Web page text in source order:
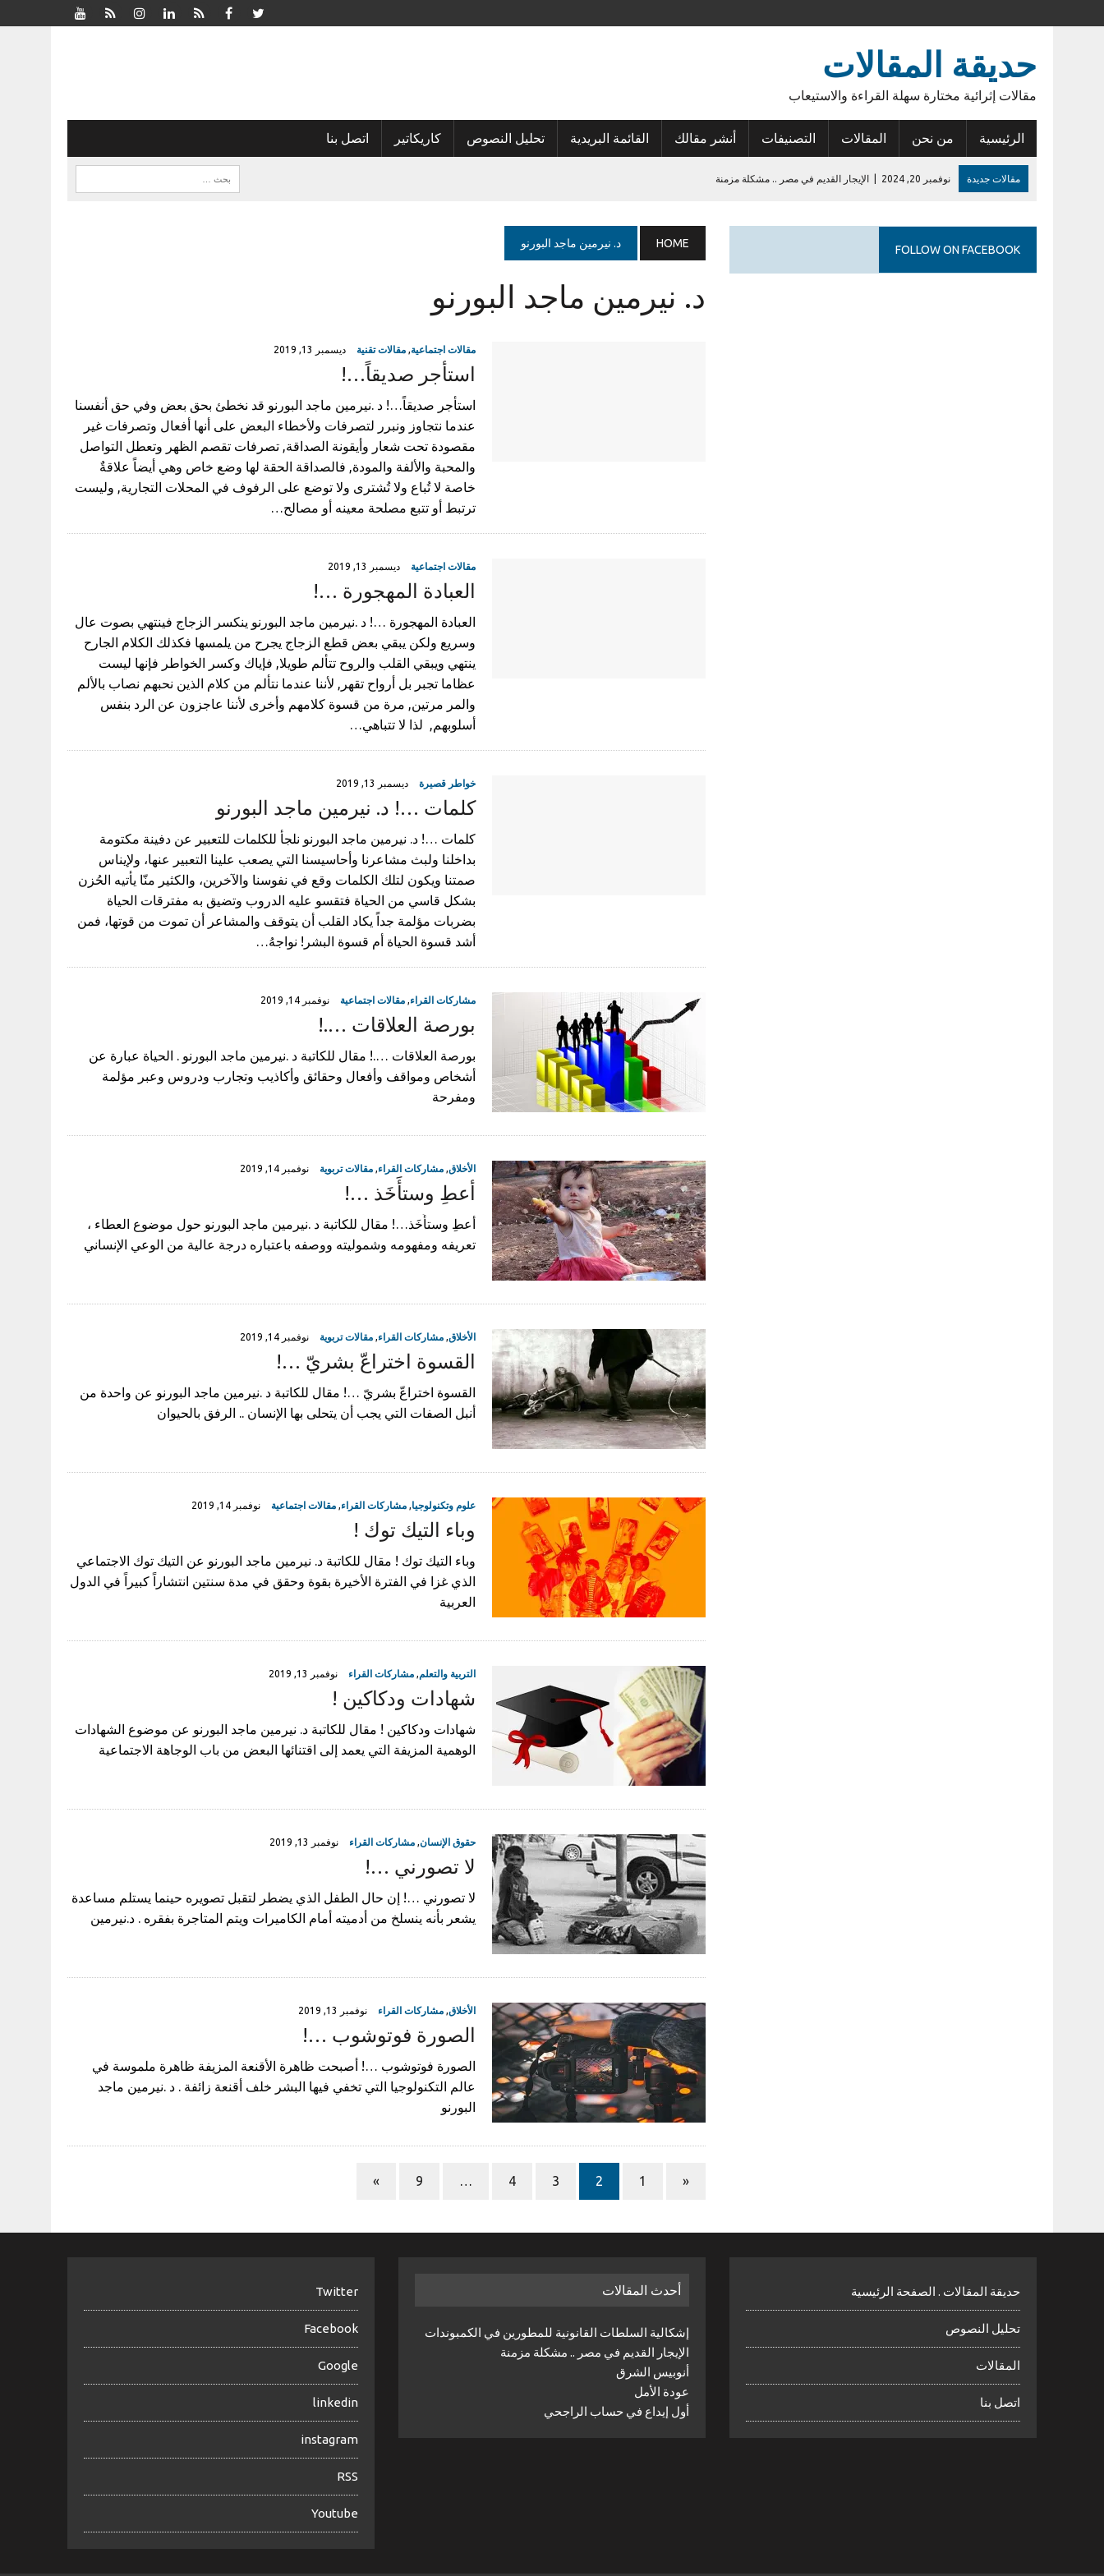
حديقة المقالات
مقالات إثرائية مختارة سهلة القراءة والاستيعاب
الرئيسية من نحن المقالات التصنيفات أنشر مقالك القائمة البريدية تحليل النصوص كاريكاتير اتصل بنا
مقالات جديدة نوفمبر 20, 2024 الإيجار القديم في مصر .. مشكلة مزمنة
HOME د. نيرمين ماجد البورنو
د. نيرمين ماجد البورنو
مقالات اجتماعية,مقالات تقنية ديسمبر 13, 2019
استأجر صديقاً…!
استأجر صديقاً…! د .نيرمين ماجد البورنو قد نخطئ بحق بعض وفي حق أنفسنا
عندما نتجاوز ونبرر لتصرفات ولأخطاء البعض على أنها أفعال وتصرفات غير
مقصودة تحت شعار وأيقونة الصداقة, تصرفات تقصم الظهر وتعطل التواصل
والمحبة والألفة والمودة, فالصداقة الحقة لها وضع خاص وهي أيضاً علاقةٌ
خاصة لا تُباع ولا تُشترى ولا توضع على الرفوف في المحلات التجارية, وليست
ترتبط أو تتبع مصلحة معينه أو مصالح…
مقالات اجتماعية ديسمبر 13, 2019
العبادة المهجورة …!
العبادة المهجورة …! د .نيرمين ماجد البورنو ينكسر الزجاج فينتهي بصوت عال
وسريع ولكن يبقي بعض قطع الزجاج يجرح من يلمسها فكذلك الكلام الجارح
ينتهي ويبقي القلب والروح تتألم طويلا, فإياك وكسر الخواطر فإنها ليست
عظاما تجبر بل أرواح تقهر, لأننا عندما نتألم من كلام الذين نحبهم نصاب بالألم
والمر مرتين, مرة من قسوة كلامهم وأخرى لأننا عاجزون عن الرد بنفس
أسلوبهم, لذا لا تتباهي…
خواطر قصيرة ديسمبر 13, 2019
كلمات …! د. نيرمين ماجد البورنو
كلمات …! د. نيرمين ماجد البورنو نلجأ للكلمات للتعبير عن دفينة مكتومة
بداخلنا ولبث مشاعرنا وأحاسيسنا التي يصعب علينا التعبير عنها، ولإيناس
صمتنا ويكون لتلك الكلمات وقع في نفوسنا والآخرين، والكثير منّا يأتيه الحُزن
بشكل قاسي من الحياة فتقسو عليه الدروب وتضيق به مفترقات الحياة
بضربات مؤلمة جداً يكاد القلب أن يتوقف والمشاعر أن تموت من قوتها، فمن
أشد قسوة الحياة أم قسوة البشر! نواجهُ…
مشاركات القراء,مقالات اجتماعية نوفمبر 14, 2019
بورصة العلاقات ….!
بورصة العلاقات ….! مقال للكاتبة د .نيرمين ماجد البورنو . الحياة عبارة عن
أشخاص ومواقف وأفعال وحقائق وأكاذيب وتجارب ودروس وعبر مؤلمة
ومفرحة
الأخلاق,مشاركات القراء,مقالات تربوية نوفمبر 14, 2019
أعطِ وستأَخَذ …!
أعطِ وستأَخَذ…! مقال للكاتبة د .نيرمين ماجد البورنو حول موضوع العطاء ،
تعريفه ومفهومه وشموليته ووصفه باعتباره درجة عالية من الوعي الإنساني
الأخلاق,مشاركات القراء,مقالات تربوية نوفمبر 14, 2019
القسوة اختراعّ بشريّ …!
القسوة اختراعّ بشريّ …! مقال للكاتبة د .نيرمين ماجد البورنو عن واحدة من
أنبل الصفات التي يجب أن يتحلى بها الإنسان .. الرفق بالحيوان
علوم وتكنولوجيا,مشاركات القراء,مقالات اجتماعية نوفمبر 14, 2019
وباء التيك توك !
وباء التيك توك ! مقال للكاتبة د. نيرمين ماجد البورنو عن التيك توك الاجتماعي
الذي غزا في الفترة الأخيرة بقوة وحقق في مدة سنتين انتشاراً كبيراً في الدول
العربية
التربية والتعلم,مشاركات القراء نوفمبر 13, 2019
شهادات ودكاكين !
شهادات ودكاكين ! مقال للكاتبة د. نيرمين ماجد البورنو عن موضوع الشهادات
الوهمية المزيفة التي يعمد إلى اقتنائها البعض من باب الوجاهة الاجتماعية
حقوق الإنسان,مشاركات القراء نوفمبر 13, 2019
لا تصورني …!
لا تصورني …! إن حال الطفل الذي يضطر لتقبل تصويره حينما يستلم مساعدة
يشعر بأنه ينسلخ من أدميته أمام الكاميرات ويتم المتاجرة بفقره . د.نيرمين
الأخلاق,مشاركات القراء نوفمبر 13, 2019
الصورة فوتوشوب …!
الصورة فوتوشوب …! أصبحت ظاهرة الأقنعة المزيفة ظاهرة ملموسة في
عالم التكنولوجيا التي تخفي فيها البشر خلف أقنعة زائفة . د .نيرمين ماجد
البورنو
«
1
2
3
4
…
9
»
FOLLOW ON FACEBOOK
حديقة المقالات . الصفحة الرئيسية
تحليل النصوص
المقالات
اتصل بنا
أحدث المقالات
إشكالية السلطات القانونية للمطورين في الكمبوندات
الإيجار القديم في مصر .. مشكلة مزمنة
أنوبيس الشرق
عودة الأمل
أول إيداع في حساب الراجحي
Twitter
Facebook
Google
linkedin
instagram
RSS
Youtube